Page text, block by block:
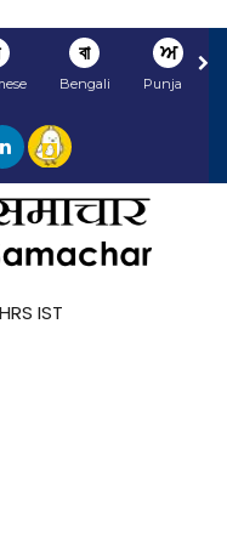
বা
Bengali
ਅ
Punjabi
IST